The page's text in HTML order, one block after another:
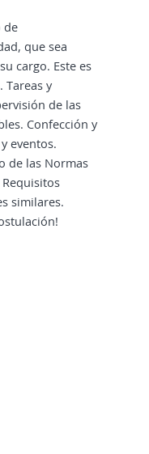
de
que sea
cargo. Este es
y
de las
Confección y
eventos.
de las Normas
similares.